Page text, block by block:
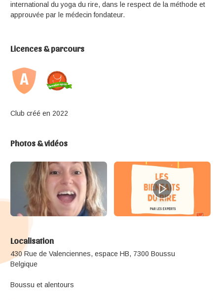
international du yoga du rire, dans le respect de la méthode et
approuvée par le médecin fondateur.
Licences & parcours
Club créé en 2022
Photos & vidéos
Localisation
430 Rue de Valenciennes, espace HB, 7300 Boussu
Belgique
Boussu et alentours